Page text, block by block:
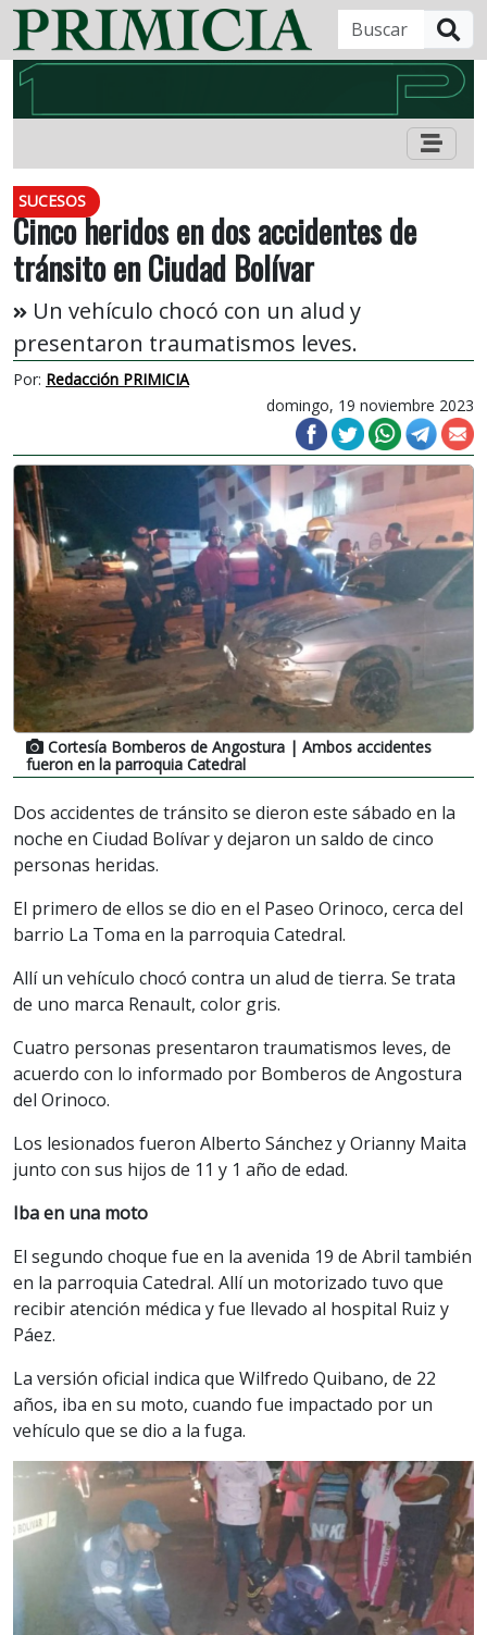
SUCESOS
Cinco heridos en dos accidentes de
tránsito en Ciudad Bolívar
Un vehículo chocó con un alud y
presentaron traumatismos leves.
Por: Redacción PRIMICIA
domingo, 19 noviembre 2023
Cortesía Bomberos de Angostura | Ambos accidentes
fueron en la parroquia Catedral
Dos accidentes de tránsito se dieron este sábado en la
noche en Ciudad Bolívar y dejaron un saldo de cinco
personas heridas.
El primero de ellos se dio en el Paseo Orinoco, cerca del
barrio La Toma en la parroquia Catedral.
Allí un vehículo chocó contra un alud de tierra. Se trata
de uno marca Renault, color gris.
Cuatro personas presentaron traumatismos leves, de
acuerdo con lo informado por Bomberos de Angostura
del Orinoco.
Los lesionados fueron Alberto Sánchez y Orianny Maita
junto con sus hijos de 11 y 1 año de edad.
Iba en una moto
El segundo choque fue en la avenida 19 de Abril también
en la parroquia Catedral. Allí un motorizado tuvo que
recibir atención médica y fue llevado al hospital Ruiz y
Páez.
La versión oficial indica que Wilfredo Quibano, de 22
años, iba en su moto, cuando fue impactado por un
vehículo que se dio a la fuga.